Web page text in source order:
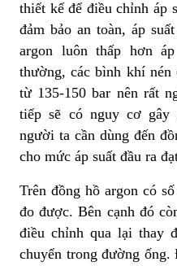
thiết kế để điều chỉnh áp
đảm bảo an toàn, áp
argon luôn thấp hơn
thường, các bình khí nén
từ 135-150 bar nên rất
tiếp sẽ có nguy cơ
người ta cần dùng đến
cho mức áp suất đầu ra
Trên đồng hồ argon có
đo được. Bên cạnh đó
điều chỉnh qua lại thay
chuyển trong đường